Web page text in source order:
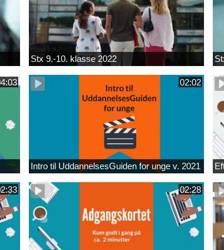
Stx 9.-10. klasse 2022
02:02
Intro til UddannelsesGuiden for unge v. 2021
02:28